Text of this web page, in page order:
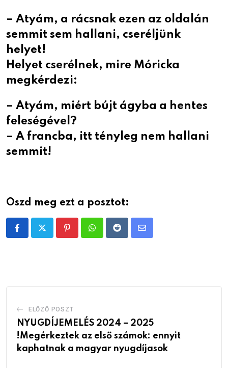
– Atyám, a rácsnak ezen az oldalán
semmit sem hallani, cseréljünk
helyet!
Helyet cserélnek, mire Móricka
megkérdezi:
– Atyám, miért bújt ágyba a hentes
feleségével?
– A francba, itt tényleg nem hallani
semmit!
Oszd meg ezt a posztot:
PinterestWhatsappRedditShare
ELŐZŐ POSZT
NYUGDÍJEMELÉS 2024 – 2025
!Megérkeztek az első számok: ennyit
kaphatnak a magyar nyugdíjasok